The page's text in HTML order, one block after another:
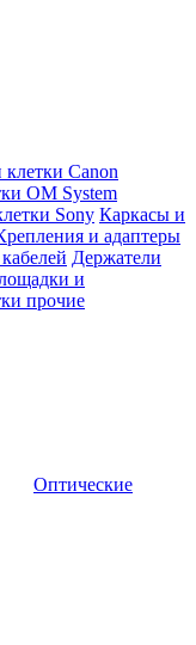
Canon
OM System
Sony Каркасы и
и адаптеры
Держатели
и
прочие
Оптические